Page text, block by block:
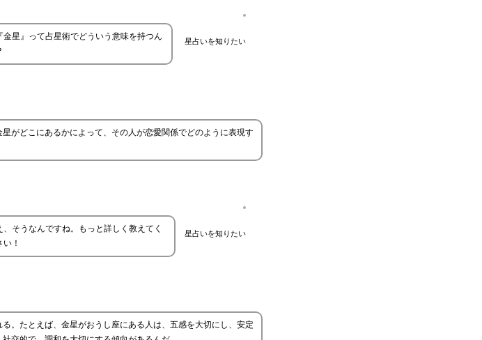
星占いを知りたい
金星』って占星術でどういう意味を持つん
がどこにあるかによって、その人が恋愛関係でどのように表現す
星占いを知りたい
、そうなんですね。もっと詳しく教えてく
い！
。たとえば、金星がおうし座にある人は、五感を大切にし、安定